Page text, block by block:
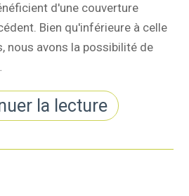
d'une couverture
Bien qu'inférieure à celle
nous avons la possibilité de
la lecture